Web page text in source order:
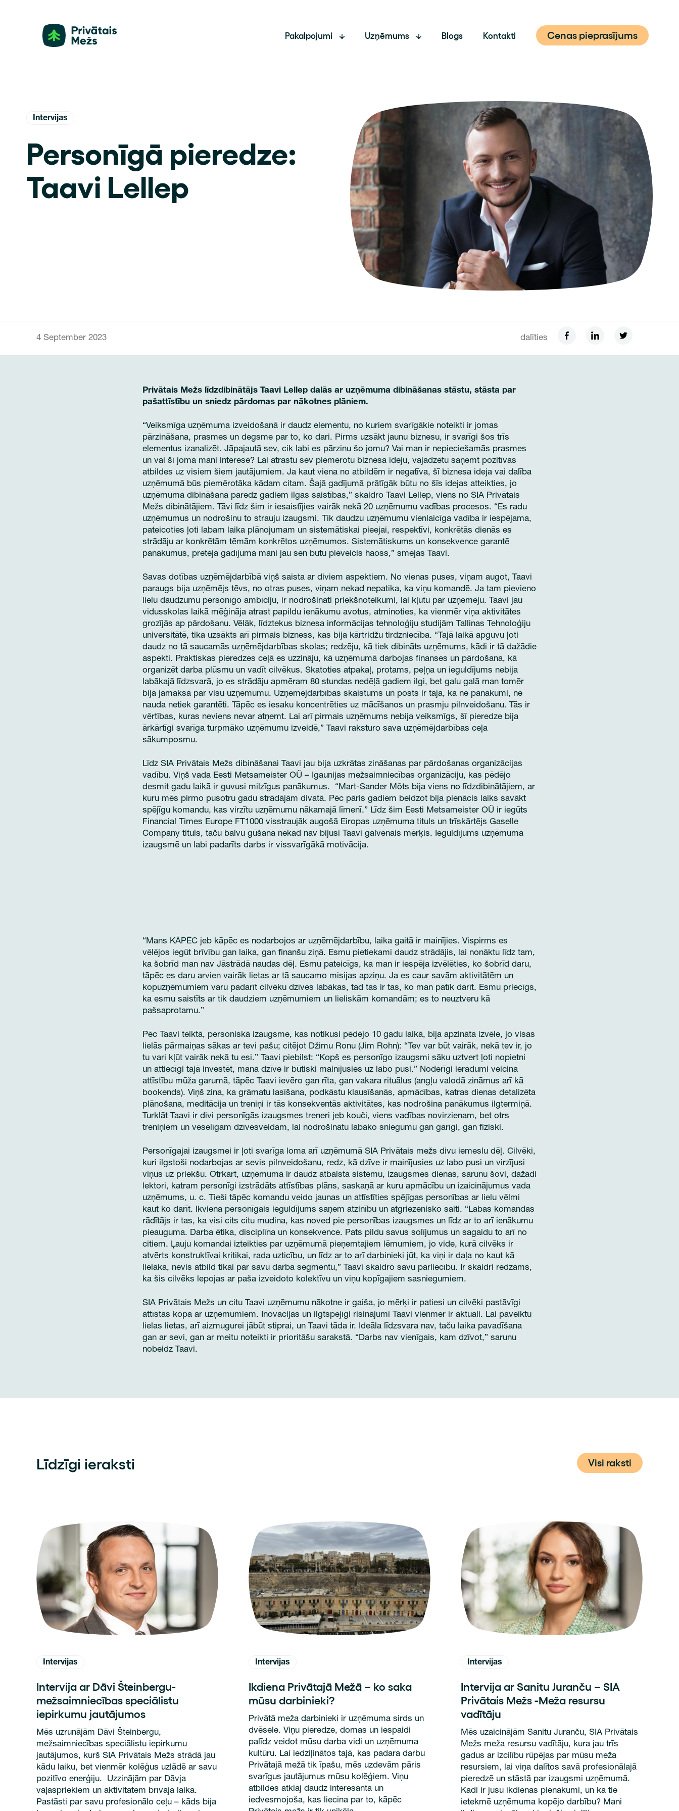
Pakalpojumi Uzņēmums Blogs Kontakti Cenas pieprasījums
Intervijas
Personīgā pieredze:
Taavi Lellep
4 September 2023 dalīties
Privātais Mežs līdzdibinātājs Taavi Lellep dalās ar uzņēmuma dibināšanas stāstu, stāsta par
pašattīstību un sniedz pārdomas par nākotnes plāniem.
“Veiksmīga uzņēmuma izveidošanā ir daudz elementu, no kuriem svarīgākie noteikti ir jomas
pārzināšana, prasmes un degsme par to, ko dari. Pirms uzsākt jaunu biznesu, ir svarīgi šos trīs
elementus izanalizēt. Jāpajautā sev, cik labi es pārzinu šo jomu? Vai man ir nepieciešamās prasmes
un vai šī joma mani interesē? Lai atrastu sev piemērotu biznesa ideju, vajadzētu saņemt pozitīvas
atbildes uz visiem šiem jautājumiem. Ja kaut viena no atbildēm ir negatīva, šī biznesa ideja vai dalība
uzņēmumā būs piemērotāka kādam citam. Šajā gadījumā prātīgāk būtu no šīs idejas atteikties, jo
uzņēmuma dibināšana paredz gadiem ilgas saistības,” skaidro Taavi Lellep, viens no SIA Privātais
Mežs dibinātājiem. Tāvi līdz šim ir iesaistījies vairāk nekā 20 uzņēmumu vadības procesos. “Es radu
uzņēmumus un nodrošinu to strauju izaugsmi. Tik daudzu uzņēmumu vienlaicīga vadība ir iespējama,
pateicoties ļoti labam laika plānojumam un sistemātiskai pieejai, respektīvi, konkrētās dienās es
strādāju ar konkrētām tēmām konkrētos uzņēmumos. Sistemātiskums un konsekvence garantē
panākumus, pretējā gadījumā mani jau sen būtu pieveicis haoss,” smejas Taavi.
Savas dotības uzņēmējdarbībā viņš saista ar diviem aspektiem. No vienas puses, viņam augot, Taavi
paraugs bija uzņēmējs tēvs, no otras puses, viņam nekad nepatika, ka viņu komandē. Ja tam pievieno
lielu daudzumu personīgo ambīciju, ir nodrošināti priekšnoteikumi, lai kļūtu par uzņēmēju. Taavi jau
vidusskolas laikā mēģināja atrast papildu ienākumu avotus, atminoties, ka vienmēr viņa aktivitātes
grozījās ap pārdošanu. Vēlāk, līdztekus biznesa informācijas tehnoloģiju studijām Tallinas Tehnoloģiju
universitātē, tika uzsākts arī pirmais bizness, kas bija kārtridžu tirdzniecība. “Tajā laikā apguvu ļoti
daudz no tā saucamās uzņēmējdarbības skolas; redzēju, kā tiek dibināts uzņēmums, kādi ir tā dažādie
aspekti. Praktiskas pieredzes ceļā es uzzināju, kā uzņēmumā darbojas finanses un pārdošana, kā
organizēt darba plūsmu un vadīt cilvēkus. Skatoties atpakaļ, protams, peļņa un ieguldījums nebija
labākajā līdzsvarā, jo es strādāju apmēram 80 stundas nedēļā gadiem ilgi, bet galu galā man tomēr
bija jāmaksā par visu uzņēmumu. Uzņēmējdarbības skaistums un posts ir tajā, ka ne panākumi, ne
nauda netiek garantēti. Tāpēc es iesaku koncentrēties uz mācīšanos un prasmju pilnveidošanu. Tās ir
vērtības, kuras neviens nevar atņemt. Lai arī pirmais uzņēmums nebija veiksmīgs, šī pieredze bija
ārkārtīgi svarīga turpmāko uzņēmumu izveidē,” Taavi raksturo sava uzņēmējdarbības ceļa
sākumposmu.
Līdz SIA Privātais Mežs dibināšanai Taavi jau bija uzkrātas zināšanas par pārdošanas organizācijas
vadību. Viņš vada Eesti Metsameister OÜ – Igaunijas mežsaimniecības organizāciju, kas pēdējo
desmit gadu laikā ir guvusi milzīgus panākumus. “Mart-Sander Mõts bija viens no līdzdibinātājiem, ar
kuru mēs pirmo pusotru gadu strādājām divatā. Pēc pāris gadiem beidzot bija pienācis laiks savākt
spējīgu komandu, kas virzītu uzņēmumu nākamajā līmenī.” Līdz šim Eesti Metsameister OÜ ir iegūts
Financial Times Europe FT1000 visstraujāk augošā Eiropas uzņēmuma tituls un trīskārtējs Gaselle
Company tituls, taču balvu gūšana nekad nav bijusi Taavi galvenais mērķis. Ieguldījums uzņēmuma
izaugsmē un labi padarīts darbs ir vissvarīgākā motivācija.
“Mans KĀPĒC jeb kāpēc es nodarbojos ar uzņēmējdarbību, laika gaitā ir mainījies. Vispirms es
vēlējos iegūt brīvību gan laika, gan finanšu ziņā. Esmu pietiekami daudz strādājis, lai nonāktu līdz tam,
ka šobrīd man nav Jāstrādā naudas dēļ. Esmu pateicīgs, ka man ir iespēja izvēlēties, ko šobrīd daru,
tāpēc es daru arvien vairāk lietas ar tā saucamo misijas apziņu. Ja es caur savām aktivitātēm un
kopuzņēmumiem varu padarīt cilvēku dzīves labākas, tad tas ir tas, ko man patīk darīt. Esmu priecīgs,
ka esmu saistīts ar tik daudziem uzņēmumiem un lieliskām komandām; es to neuztveru kā
pašsaprotamu.”
Pēc Taavi teiktā, personiskā izaugsme, kas notikusi pēdējo 10 gadu laikā, bija apzināta izvēle, jo visas
lielās pārmaiņas sākas ar tevi pašu; citējot Džimu Ronu (Jim Rohn): “Tev var būt vairāk, nekā tev ir, jo
tu vari kļūt vairāk nekā tu esi.” Taavi piebilst: “Kopš es personīgo izaugsmi sāku uztvert ļoti nopietni
un attiecīgi tajā investēt, mana dzīve ir būtiski mainījusies uz labo pusi.” Noderīgi ieradumi veicina
attīstību mūža garumā, tāpēc Taavi ievēro gan rīta, gan vakara rituālus (angļu valodā zināmus arī kā
bookends). Viņš zina, ka grāmatu lasīšana, podkāstu klausīšanās, apmācības, katras dienas detalizēta
plānošana, meditācija un treniņi ir tās konsekventās aktivitātes, kas nodrošina panākumus ilgtermiņā.
Turklāt Taavi ir divi personīgās izaugsmes treneri jeb kouči, viens vadības novirzienam, bet otrs
treniņiem un veselīgam dzīvesveidam, lai nodrošinātu labāko sniegumu gan garīgi, gan fiziski.
Personīgajai izaugsmei ir ļoti svarīga loma arī uzņēmumā SIA Privātais mežs divu iemeslu dēļ. Cilvēki,
kuri ilgstoši nodarbojas ar sevis pilnveidošanu, redz, kā dzīve ir mainījusies uz labo pusi un virzījusi
viņus uz priekšu. Otrkārt, uzņēmumā ir daudz atbalsta sistēmu, izaugsmes dienas, sarunu šovi, dažādi
lektori, katram personīgi izstrādāts attīstības plāns, saskaņā ar kuru apmācību un izaicinājumus vada
uzņēmums, u. c. Tieši tāpēc komandu veido jaunas un attīstīties spējīgas personības ar lielu vēlmi
kaut ko darīt. Ikviena personīgais ieguldījums saņem atzinību un atgriezenisko saiti. “Labas komandas
rādītājs ir tas, ka visi cits citu mudina, kas noved pie personības izaugsmes un līdz ar to arī ienākumu
pieauguma. Darba ētika, disciplīna un konsekvence. Pats pildu savus solījumus un sagaidu to arī no
citiem. Ļauju komandai izteikties par uzņēmumā pieņemtajiem lēmumiem, jo ​​vide, kurā cilvēks ir
atvērts konstruktīvai kritikai, rada uzticību, un līdz ar to arī darbinieki jūt, ka viņi ir daļa no kaut kā
lielāka, nevis atbild tikai par savu darba segmentu,” Taavi skaidro savu pārliecību. Ir skaidri redzams,
ka šis cilvēks lepojas ar paša izveidoto kolektīvu un viņu kopīgajiem sasniegumiem.
SIA Privātais Mežs un citu Taavi uzņēmumu nākotne ir gaiša, jo mērķi ir patiesi un cilvēki pastāvīgi
attīstās kopā ar uzņēmumiem. Inovācijas un ilgtspējīgi risinājumi Taavi vienmēr ir aktuāli. Lai paveiktu
lielas lietas, arī aizmugurei jābūt stiprai, un Taavi tāda ir. Ideāla līdzsvara nav, taču laika pavadīšana
gan ar sevi, gan ar meitu noteikti ir prioritāšu sarakstā. “Darbs nav vienīgais, kam dzīvot,” sarunu
nobeidz Taavi.
Līdzīgi ieraksti Visi raksti
Intervijas
Intervija ar Dāvi Šteinbergu-
mežsaimniecības speciālistu
iepirkumu jautājumos
Mēs uzrunājām Dāvi Šteinbergu,
mežsaimniecības speciālistu iepirkumu
jautājumos, kurš SIA Privātais Mežs strādā jau
kādu laiku, bet vienmēr kolēģus uzlādē ar savu
pozitīvo enerģiju. Uzzinājām par Dāvja
vaļaspriekiem un aktivitātēm brīvajā laikā.
Pastāsti par savu profesionālo ceļu – kāds bija
Intervijas
Ikdiena Privātajā Mežā – ko saka
mūsu darbinieki?
Privātā meža darbinieki ir uzņēmuma sirds un
dvēsele. Viņu pieredze, domas un iespaidi
palīdz veidot mūsu darba vidi un uzņēmuma
kultūru. Lai iedziļinātos tajā, kas padara darbu
Privātajā mežā tik īpašu, mēs uzdevām pāris
svarīgus jautājumus mūsu kolēģiem. Viņu
atbildes atklāj daudz interesanta un
iedvesmojoša, kas liecina par to, kāpēc
Intervijas
Intervija ar Sanitu Juranču – SIA
Privātais Mežs -Meža resursu
vadītāju
Mēs uzaicinājām Sanitu Juranču, SIA Privātais
Mežs meža resursu vadītāju, kura jau trīs
gadus ar izcilību rūpējas par mūsu meža
resursiem, lai viņa dalītos savā profesionālajā
pieredzē un stāstā par izaugsmi uzņēmumā.
Kādi ir jūsu ikdienas pienākumi, un kā tie
ietekmē uzņēmuma kopējo darbību? Mani